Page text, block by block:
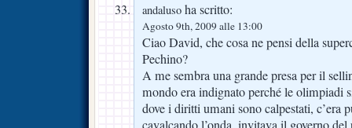
andaluso ha scritto:
Agosto 9th, 2009 alle 13:00
Ciao David, che cosa ne pensi della
Pechino?
A me sembra una grande presa per il
mondo era indignato perché le olimpiadi
dove i diritti umani sono calpestati, c’era